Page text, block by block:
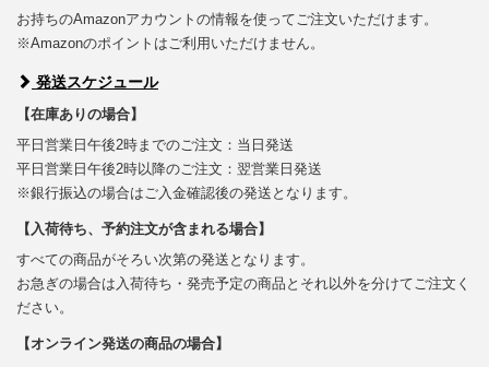
お持ちのAmazonアカウントの情報を使ってご注文いただけます。
※Amazonのポイントはご利用いただけません。
発送スケジュール
【在庫ありの場合】
平日営業日午後2時までのご注文：当日発送
平日営業日午後2時以降のご注文：翌営業日発送
※銀行振込の場合はご入金確認後の発送となります。
【入荷待ち、予約注文が含まれる場合】
すべての商品がそろい次第の発送となります。
お急ぎの場合は入荷待ち・発売予定の商品とそれ以外を分けてご注文く
ださい。
【オンライン発送の商品の場合】